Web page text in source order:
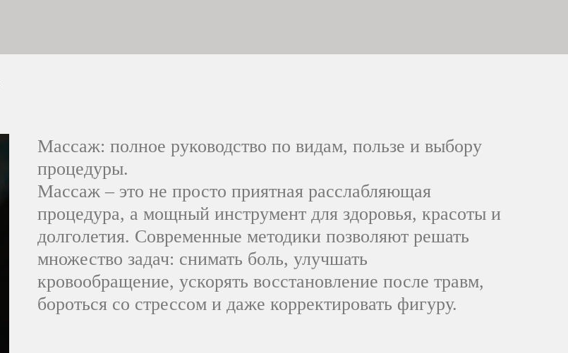
Массаж: полное руководство по видам, пользе и выбору
процедуры.
Массаж – это не просто приятная расслабляющая
процедура, а мощный инструмент для здоровья, красоты и
долголетия. Современные методики позволяют решать
множество задач: снимать боль, улучшать
кровообращение, ускорять восстановление после травм,
бороться со стрессом и даже корректировать фигуру.